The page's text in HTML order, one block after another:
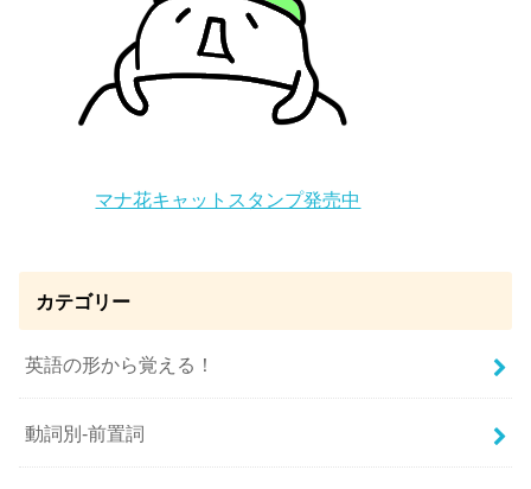
マナ花キャットスタンプ発売中
カテゴリー
英語の形から覚える！
動詞別-前置詞